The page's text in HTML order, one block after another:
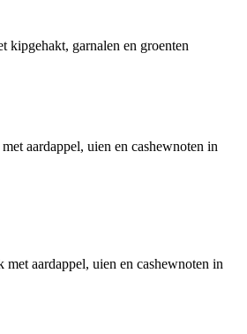
kipgehakt, garnalen en groenten
aardappel, uien en cashewnoten in
met aardappel, uien en cashewnoten in